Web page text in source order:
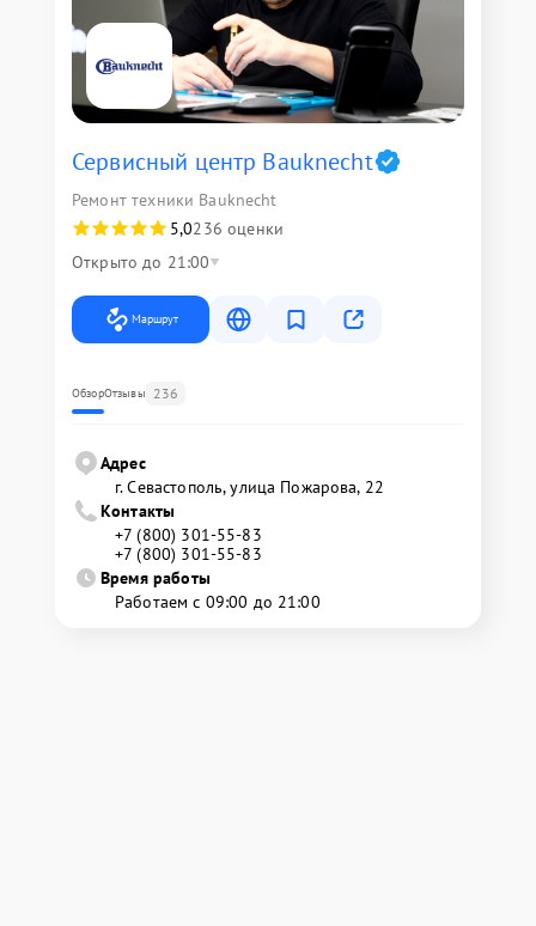
Сервисный центр Bauknecht
Ремонт техники Bauknecht
5,0236 оценки
Открыто до 21:00
Маршрут
ОбзорОтзывы 236
Адрес
г. Севастополь, улица Пожарова, 22
Контакты
+7 (800) 301-55-83
+7 (800) 301-55-83
Время работы
Работаем с 09:00 до 21:00